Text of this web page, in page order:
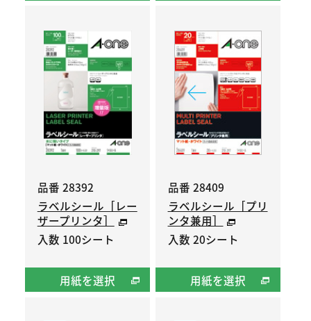
品番 28392
ラベルシール［レー
ザープリンタ］
入数 100シート
用紙を選択
品番 28409
ラベルシール［プリ
ンタ兼用］
入数 20シート
用紙を選択